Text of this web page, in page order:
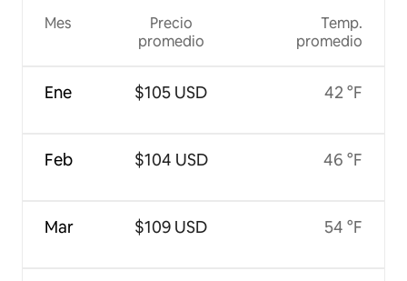
Mes
Ene
Feb
Mar
Precio
promedio
$105 USD
$104 USD
$109 USD
Temp.
promedio
42 °F
46 °F
54 °F